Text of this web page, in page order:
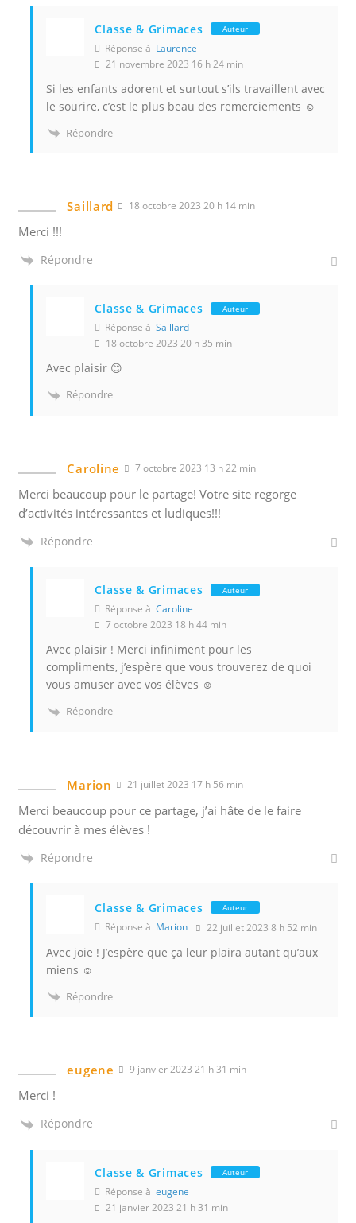
Classe & Grimaces Auteur
Réponse à Laurence
21 novembre 2023 16 h 24 min
Si les enfants adorent et surtout s’ils travaillent avec
le sourire, c’est le plus beau des remerciements ☺️
Répondre
Saillard 18 octobre 2023 20 h 14 min
Merci !!!
Répondre
Classe & Grimaces Auteur
Réponse àSaillard
18 octobre 2023 20 h 35 min
Avec plaisir 😊
Répondre
Caroline 7 octobre 2023 13 h 22 min
Merci beaucoup pour le partage! Votre site regorge
d’activités intéressantes et ludiques!!!
Répondre
Classe & Grimaces Auteur
Réponse àCaroline
7 octobre 2023 18 h 44 min
Avec plaisir ! Merci infiniment pour les
compliments, j’espère que vous trouverez de quoi
vous amuser avec vos élèves ☺️
Répondre
Marion 21 juillet 2023 17 h 56 min
Merci beaucoup pour ce partage, j’ai hâte de le faire
découvrir à mes élèves !
Répondre
Classe & Grimaces Auteur
Réponse à Marion 22 juillet 2023 8 h 52 min
Avec joie ! J’espère que ça leur plaira autant qu’aux
miens ☺️
Répondre
eugene 9 janvier 2023 21 h 31 min
Merci !
Répondre
Classe & Grimaces Auteur
Réponse àeugene
21 janvier 2023 21 h 31 min